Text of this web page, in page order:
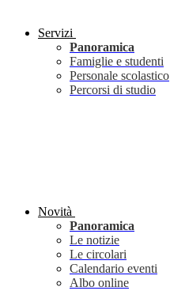
Servizi
Panoramica
Famiglie e studenti
Personale scolastico
Percorsi di studio
Novità
Panoramica
Le notizie
Le circolari
Calendario eventi
Albo online